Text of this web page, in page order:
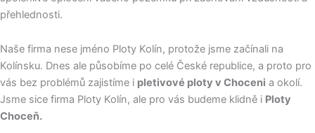
přehlednosti.
Naše firma nese jméno Ploty Kolín, protože jsme začínali na
Kolínsku. Dnes ale působíme po celé České republice, a proto pro
vás bez problémů zajistíme i pletivové ploty v Choceni a okolí.
Jsme sice firma Ploty Kolín, ale pro vás budeme klidně i Ploty
Choceň.